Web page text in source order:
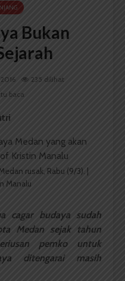
Bukan
235 dilihat
baca
rusak, Rabu (9/3). |
Manalu
cagar budaya sudah
Medan sejak tahun
pemko untuk
ditengarai masih